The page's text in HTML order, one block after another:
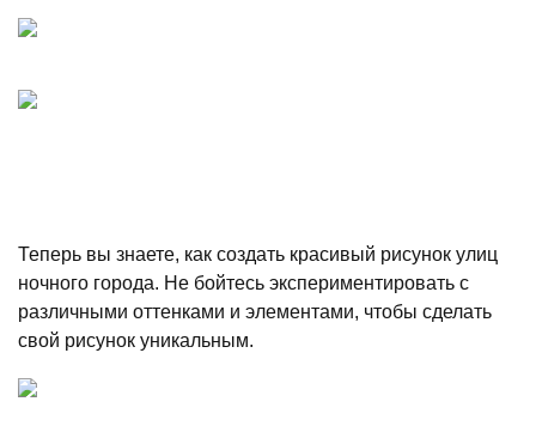
Теперь вы знаете, как создать красивый рисунок улиц
ночного города. Не бойтесь экспериментировать с
различными оттенками и элементами, чтобы сделать
свой рисунок уникальным.